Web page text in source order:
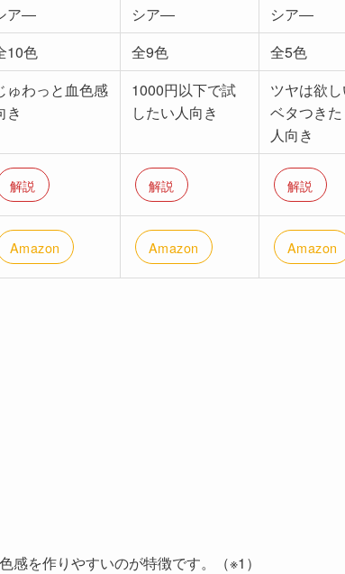
ア― シア― シア―
10色 全9色 全5色
ゅわっと血色感
き
1000円以下で試
したい人向き
ツヤは欲し
ベタつきた
人向き
解説 解説 解説
Amazon Amazon Amazon
を作りやすいのが特徴です。（※1）